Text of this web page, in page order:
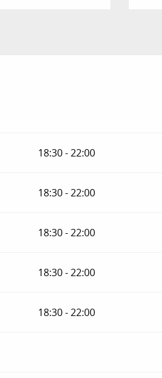
18:30 - 22:00
18:30 - 22:00
18:30 - 22:00
18:30 - 22:00
18:30 - 22:00